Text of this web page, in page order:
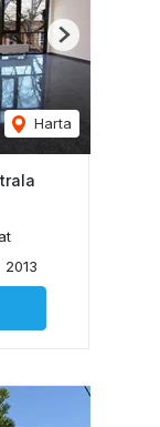
Harta
Next
2013